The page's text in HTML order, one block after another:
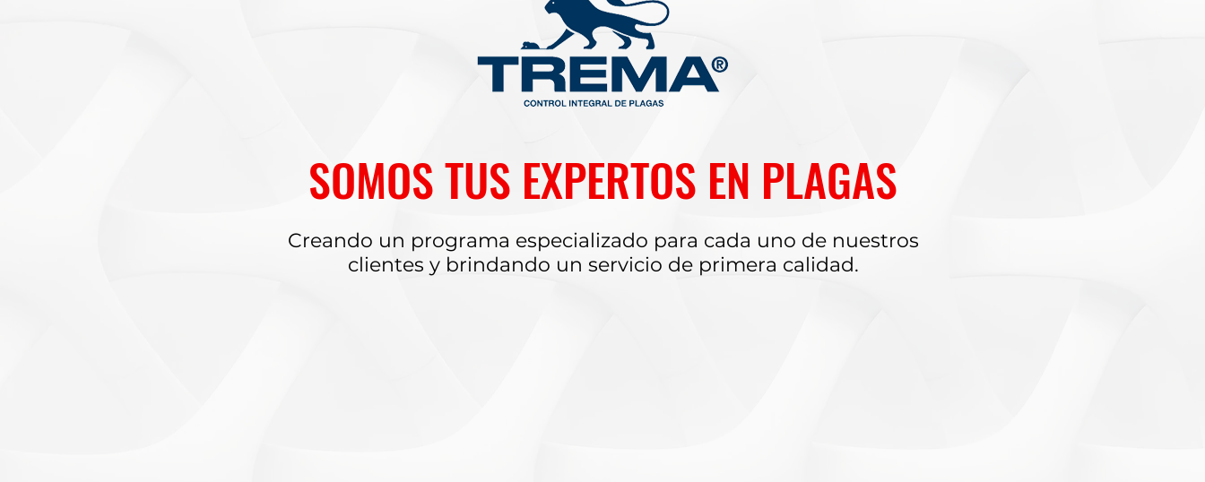
SOMOS TUS EXPERTOS EN PLAGAS
Creando un programa especializado para cada uno de nuestros
clientes y brindando un servicio de primera calidad.